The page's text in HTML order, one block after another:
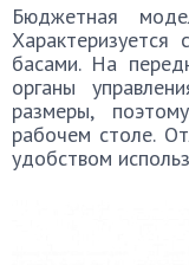
Бюджетная
Характеризуется
басами. На
органы
размеры,
рабочем столе.
удобством